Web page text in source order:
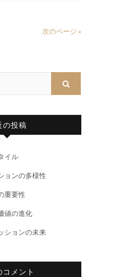
次のページ »
の投稿
イル
ョンの多様性
重要性
値の進化
ションの未来
コメント